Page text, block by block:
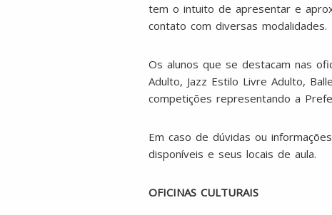
tem o intuito de apresentar e
contato com diversas modalidades.
Os alunos que se destacam nas
Adulto, Jazz Estilo Livre Adulto,
competições representando a
Em caso de dúvidas ou
disponíveis e seus locais de aula.
OFICINAS CULTURAIS